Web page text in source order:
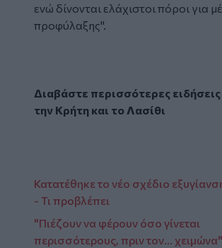
ενώ δίνονται ελάχιστοι πόροι για
προφύλαξης".
Διαβάστε περισσότερες
την Κρήτη και το Λασίθι
Κατατέθηκε το νέο σχέδιο
- Τι προβλέπει
"Πιέζουν να φέρουν όσο γίνεται
περισσότερους, πριν τον... χειμώνα"